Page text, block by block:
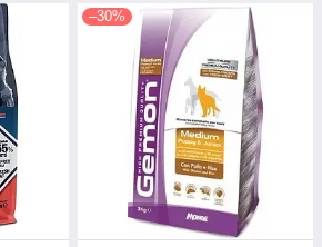
–30%